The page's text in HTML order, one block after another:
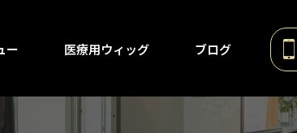
ー 医療用ウィッグ ブログ